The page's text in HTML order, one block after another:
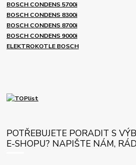
BOSCH CONDENS 5700i
BOSCH CONDENS 8300i
BOSCH CONDENS 8700i
BOSCH CONDENS 9000i
ELEKTROKOTLE BOSCH
POTŘEBUJETE PORADIT S
E-SHOPU? NAPIŠTE NÁM,